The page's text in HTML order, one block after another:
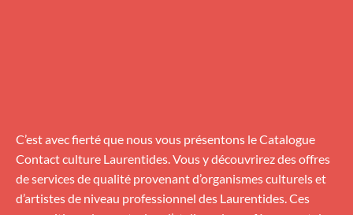
C’est avec fierté que nous vous présentons le Catalogue
Contact culture Laurentides. Vous y découvrirez des offres
de services de qualité provenant d’organismes culturels et
d’artistes de niveau professionnel des Laurentides. Ces